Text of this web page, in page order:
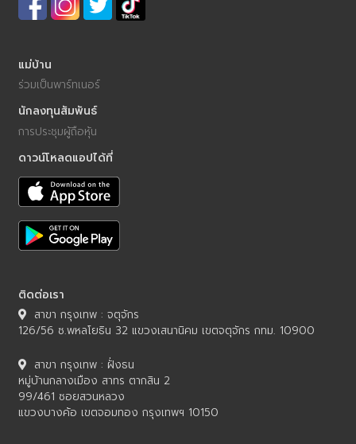
ผ่านแอปได้ทันที Q: สามารถตั้งให้ได้คุณแม่บ้านคนเดิมทุกครั้งได้ไหม?
A: มีค่ะ ดูโปรโมชันและแพ็กเกจสำหรับลูกค้าประจำในแอปได้เลย Tags:
BeNeat, บีนีท, แม่บ้าน BeNeat, จ้างแม่บ้านผ่าน BeNeat, รีวิว
BeNeat, ข้อดี BeNeat, BeNeat ดีไหม, แอปจ้างแม่บ้าน,
แพลตฟอร์มจ้างแม่บ้าน, จ้างแม่บ้านออนไลน์, แม่บ้านการันตี, แม่บ้านน่า
เชื่อถือ, ทำไมต้องเลือก BeNeat, บริการแม่บ้านออนไลน์, แม่บ้านมือ
อาชีพ, จองแม่บ้านออนไลน์ ผู้เขียน: BeNeat Email: info@beneat.co
Facebook: https://www.facebook.com/beneatco DATE:
21/05/2569
แม่บ้าน
ร่วมเป็นพาร์ทเนอร์
นักลงทุนสัมพันธ์
การประชุมผู้ถือหุ้น
ดาวน์โหลดแอปได้ที่
ติดต่อเรา
สาขา กรุงเทพ : จตุจักร
126/56 ซ.พหลโยธิน 32 แขวงเสนานิคม เขตจตุจักร กทม. 10900
สาขา กรุงเทพ : ฝั่งธน
หมู่บ้านกลางเมือง สาทร ตากสิน 2
99/461 ซอยสวนหลวง
แขวงบางค้อ เขตจอมทอง กรุงเทพฯ 10150